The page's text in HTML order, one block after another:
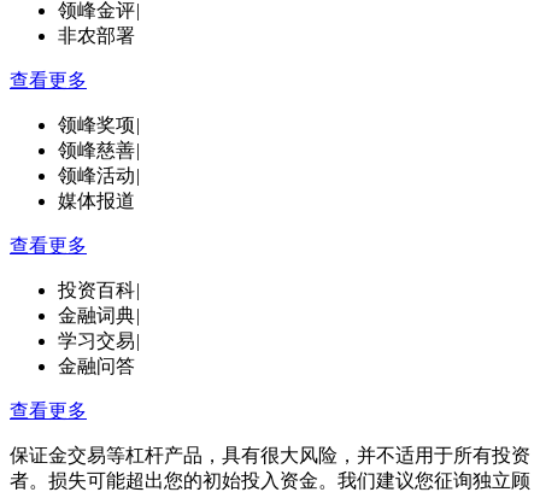
领峰金评|
非农部署
查看更多
领峰奖项|
领峰慈善|
领峰活动|
媒体报道
查看更多
投资百科|
金融词典|
学习交易|
金融问答
查看更多
保证金交易等杠杆产品，具有很大风险，并不适用于所有投资
者。损失可能超出您的初始投入资金。我们建议您征询独立顾